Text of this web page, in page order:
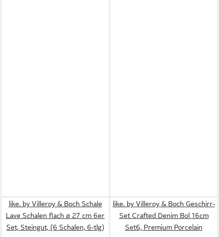
like. by Villeroy & Boch Schale
Lave Schalen flach ø 27 cm 6er
Set, Steingut, (6 Schalen, 6-tlg)
like. by Villeroy & Boch Geschirr-
Set Crafted Denim Bol 16cm
Set6, Premium Porcelain